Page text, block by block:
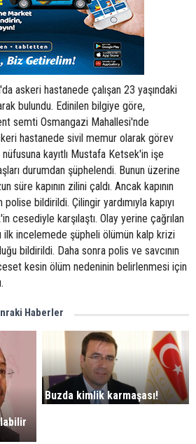
askeri hastanede çalışan 23 yaşındaki
bulundu. Edinilen bilgiye göre,
semti Osmangazi Mahallesi'nde
hastanede sivil memur olarak görev
kayıtlı Mustafa Ketsek'in işe
durumdan şüphelendi. Bunun üzerine
süre kapının zilini çaldı. Ancak kapının
bildirildi. Çilingir yardımıyla kapıyı
cesediyle karşılaştı. Olay yerine çağrılan
ilk incelemede şüpheli ölümün kalp krizi
bildirildi. Daha sonra polis ve savcının
kesin ölüm nedeninin belirlenmesi için
Haberler
Buzda kimlik karmaşası!